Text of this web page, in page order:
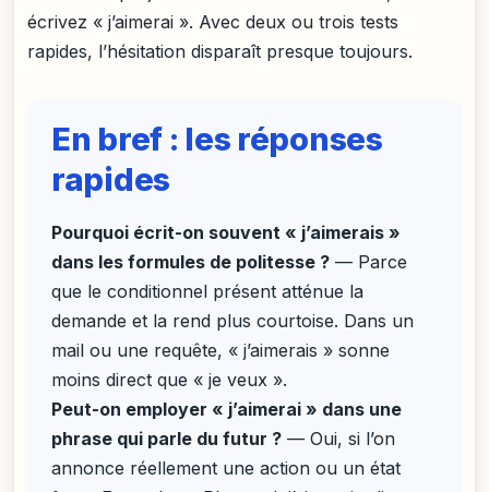
écrivez « j’aimerai ». Avec deux ou trois tests
rapides, l’hésitation disparaît presque toujours.
En bref : les réponses
rapides
Pourquoi écrit-on souvent « j’aimerais »
dans les formules de politesse ? — Parce
que le conditionnel présent atténue la
demande et la rend plus courtoise. Dans un
mail ou une requête, « j’aimerais » sonne
moins direct que « je veux ».
Peut-on employer « j’aimerai » dans une
phrase qui parle du futur ? — Oui, si l’on
annonce réellement une action ou un état